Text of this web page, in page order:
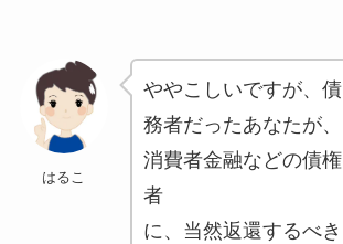
はるこ
ややこしいですが、債
務者だったあなたが、
消費者金融などの債権
者
に、当然返還するべき